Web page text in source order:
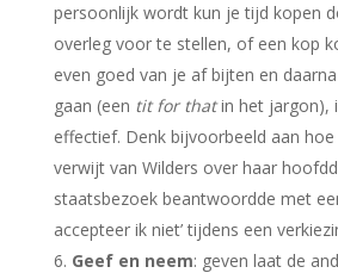
persoonlijk wordt kun je tijd kopen
overleg voor te stellen, of een kop
even goed van je af bijten en
gaan (een tit for thatin het jargon),
effectief. Denk bijvoorbeeld aan hoe
verwijt van Wilders over haar
staatsbezoek beantwoordde met
accepteer ik niet’ tijdens een
Geef en neem: geven laat de